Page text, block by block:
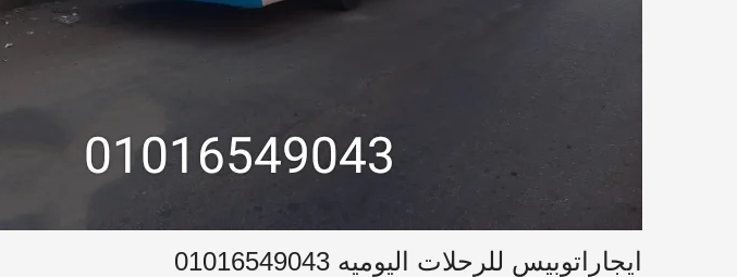
ايجاراتوبيس للرحلات اليوميه 01016549043